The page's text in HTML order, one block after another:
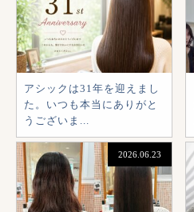
アシックは31年を迎えまし
た。いつも本当にありがと
うございま...
2026.06.23